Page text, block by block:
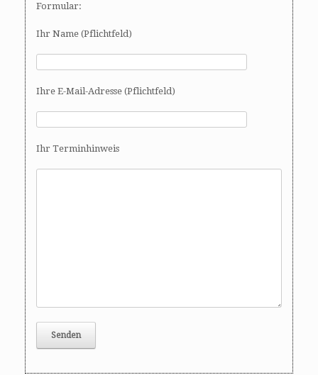
Formular:
Ihr Name (Pflichtfeld)
Ihre E-Mail-Adresse (Pflichtfeld)
Ihr Terminhinweis